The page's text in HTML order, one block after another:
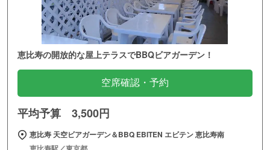
恵比寿の開放的な屋上テラスでBBQビアガーデン！
空席確認・予約
平均予算 3,500円
恵比寿 天空ビアガーデン＆BBQ EBITEN エビテン 恵比寿南